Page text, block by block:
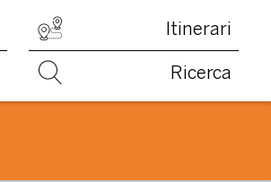
Itinerari
Ricerca